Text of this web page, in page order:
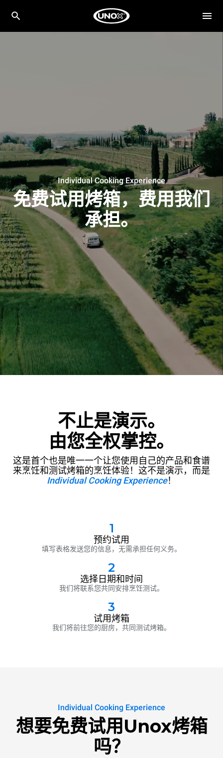
Individual Cooking Experience
免费试用烤箱，费用我们
承担。
不止是演示。
由您全权掌控。
这是首个也是唯一一个让您使用自己的产品和食谱
来烹饪和测试烤箱的烹饪体验！这不是演示，而是
Individual Cooking Experience！
1
预约试用
填写表格发送您的信息，无需承担任何义务。
2
选择日期和时间
我们将联系您共同安排烹饪测试。
3
试用烤箱
我们将前往您的厨房，共同测试烤箱。
Individual Cooking Experience
想要免费试用Unox烤箱
吗？